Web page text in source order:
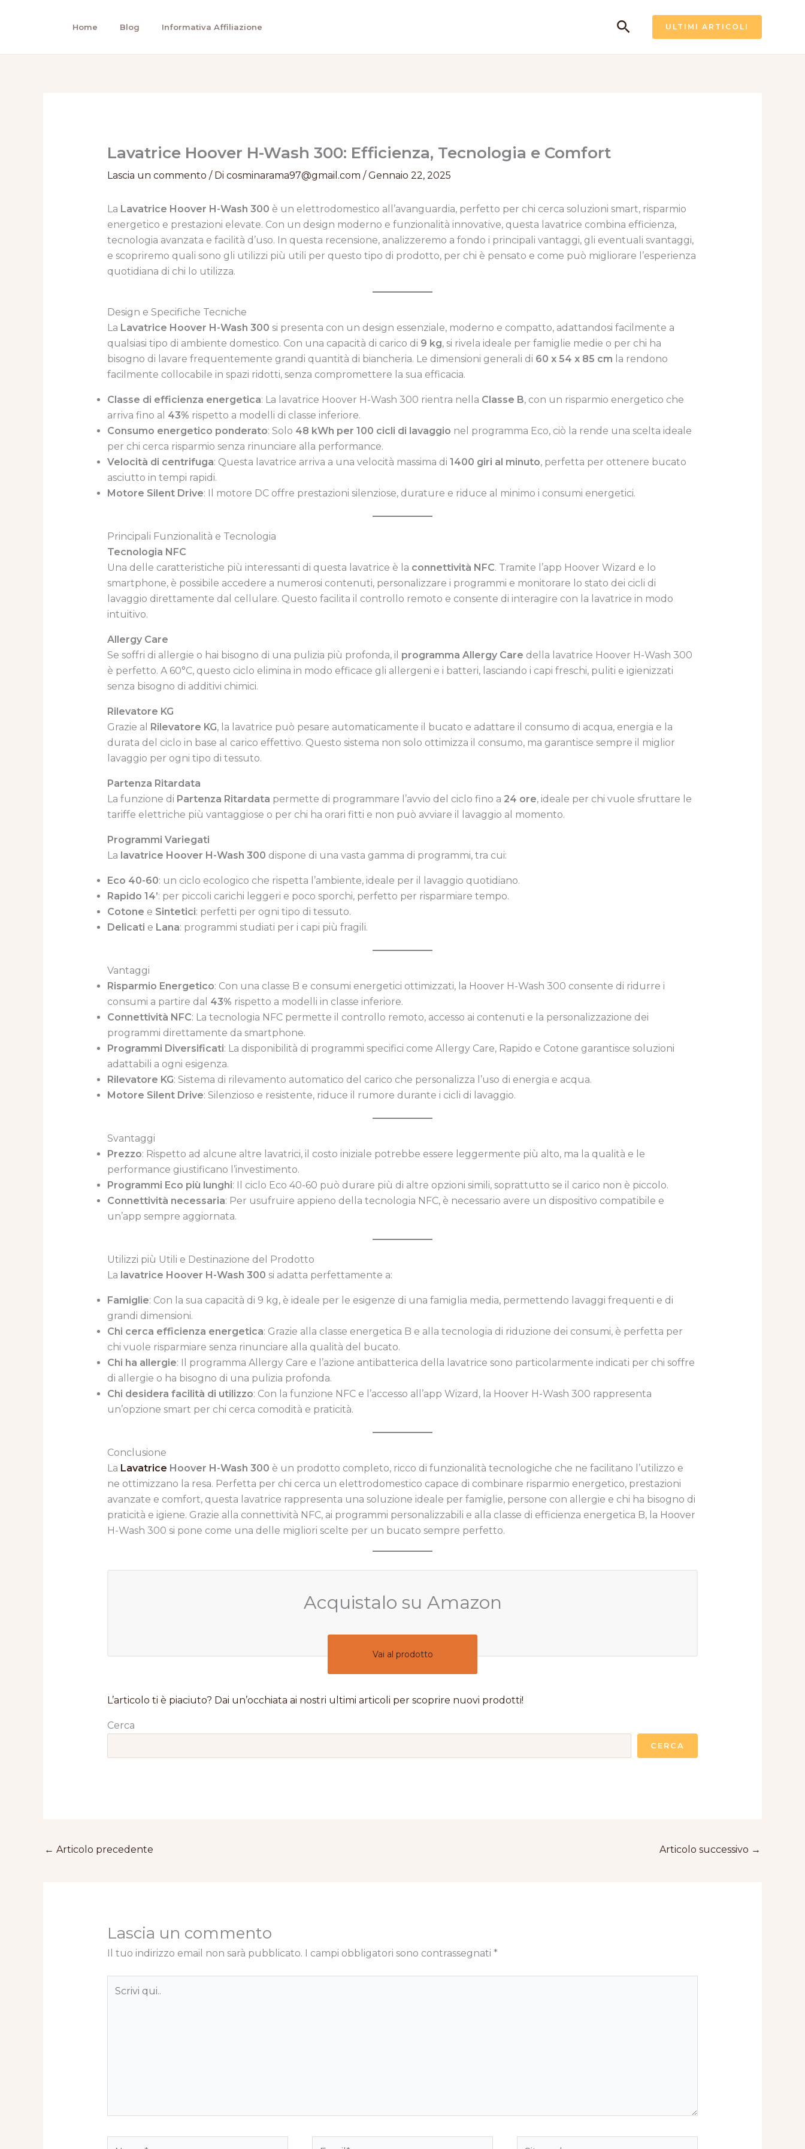
Home Blog Informativa Affiliazione Cerca ULTIMI ARTICOLI
Lavatrice Hoover H-Wash 300: Efficienza, Tecnologia e Comfort
Lascia un commento / Di cosminarama97@gmail.com /Gennaio 22, 2025
La Lavatrice Hoover H-Wash 300 è un elettrodomestico all’avanguardia, perfetto per chi cerca soluzioni smart, risparmio
energetico e prestazioni elevate. Con un design moderno e funzionalità innovative, questa lavatrice combina efficienza,
tecnologia avanzata e facilità d’uso. In questa recensione, analizzeremo a fondo i principali vantaggi, gli eventuali svantaggi,
e scopriremo quali sono gli utilizzi più utili per questo tipo di prodotto, per chi è pensato e come può migliorare l’esperienza
quotidiana di chi lo utilizza.
Design e Specifiche Tecniche
La Lavatrice Hoover H-Wash 300 si presenta con un design essenziale, moderno e compatto, adattandosi facilmente a
qualsiasi tipo di ambiente domestico. Con una capacità di carico di 9 kg, si rivela ideale per famiglie medie o per chi ha
bisogno di lavare frequentemente grandi quantità di biancheria. Le dimensioni generali di 60 x 54 x 85 cm la rendono
facilmente collocabile in spazi ridotti, senza compromettere la sua efficacia.
Classe di efficienza energetica: La lavatrice Hoover H-Wash 300 rientra nella Classe B, con un risparmio energetico che
arriva fino al 43% rispetto a modelli di classe inferiore.
Consumo energetico ponderato: Solo 48 kWh per 100 cicli di lavaggio nel programma Eco, ciò la rende una scelta ideale
per chi cerca risparmio senza rinunciare alla performance.
Velocità di centrifuga: Questa lavatrice arriva a una velocità massima di 1400 giri al minuto, perfetta per ottenere bucato
asciutto in tempi rapidi.
Motore Silent Drive: Il motore DC offre prestazioni silenziose, durature e riduce al minimo i consumi energetici.
Principali Funzionalità e Tecnologia
Tecnologia NFC
Una delle caratteristiche più interessanti di questa lavatrice è la connettività NFC. Tramite l’app Hoover Wizard e lo
smartphone, è possibile accedere a numerosi contenuti, personalizzare i programmi e monitorare lo stato dei cicli di
lavaggio direttamente dal cellulare. Questo facilita il controllo remoto e consente di interagire con la lavatrice in modo
intuitivo.
Allergy Care
Se soffri di allergie o hai bisogno di una pulizia più profonda, il programma Allergy Care della lavatrice Hoover H-Wash 300
è perfetto. A 60°C, questo ciclo elimina in modo efficace gli allergeni e i batteri, lasciando i capi freschi, puliti e igienizzati
senza bisogno di additivi chimici.
Rilevatore KG
Grazie al
Rilevatore KG, la lavatrice può pesare automaticamente il bucato e adattare il consumo di acqua, energia e la
durata del ciclo in base al carico effettivo. Questo sistema non solo ottimizza il consumo, ma garantisce sempre il miglior
lavaggio per ogni tipo di tessuto.
Partenza Ritardata
La funzione di Partenza Ritardata permette di programmare l’avvio del ciclo fino a 24 ore, ideale per chi vuole sfruttare le
tariffe elettriche più vantaggiose o per chi ha orari fitti e non può avviare il lavaggio al momento.
Programmi Variegati
La lavatrice Hoover H-Wash 300 dispone di una vasta gamma di programmi, tra cui:
Eco 40-60: un ciclo ecologico che rispetta l’ambiente, ideale per il lavaggio quotidiano.
Rapido 14’: per piccoli carichi leggeri e poco sporchi, perfetto per risparmiare tempo.
Cotone e Sintetici: perfetti per ogni tipo di tessuto.
Delicati e Lana: programmi studiati per i capi più fragili.
Vantaggi
Risparmio Energetico: Con una classe B e consumi energetici ottimizzati, la Hoover H-Wash 300 consente di ridurre i
consumi a partire dal 43% rispetto a modelli in classe inferiore.
Connettività NFC: La tecnologia NFC permette il controllo remoto, accesso ai contenuti e la personalizzazione dei
programmi direttamente da smartphone.
Programmi Diversificati: La disponibilità di programmi specifici come Allergy Care, Rapido e Cotone garantisce soluzioni
adattabili a ogni esigenza.
Rilevatore KG: Sistema di rilevamento automatico del carico che personalizza l’uso di energia e acqua.
Motore Silent Drive: Silenzioso e resistente, riduce il rumore durante i cicli di lavaggio.
Svantaggi
Prezzo: Rispetto ad alcune altre lavatrici, il costo iniziale potrebbe essere leggermente più alto, ma la qualità e le
performance giustificano l’investimento.
Programmi Eco più lunghi: Il ciclo Eco 40-60 può durare più di altre opzioni simili, soprattutto se il carico non è piccolo.
Connettività necessaria: Per usufruire appieno della tecnologia NFC, è necessario avere un dispositivo compatibile e
un’app sempre aggiornata.
Utilizzi più Utili e Destinazione del Prodotto
La lavatrice Hoover H-Wash 300 si adatta perfettamente a:
Famiglie: Con la sua capacità di 9 kg, è ideale per le esigenze di una famiglia media, permettendo lavaggi frequenti e di
grandi dimensioni.
Chi cerca efficienza energetica: Grazie alla classe energetica B e alla tecnologia di riduzione dei consumi, è perfetta per
chi vuole risparmiare senza rinunciare alla qualità del bucato.
Chi ha allergie: Il programma Allergy Care e l’azione antibatterica della lavatrice sono particolarmente indicati per chi soffre
di allergie o ha bisogno di una pulizia profonda.
Chi desidera facilità di utilizzo: Con la funzione NFC e l’accesso all’app Wizard, la Hoover H-Wash 300 rappresenta
un’opzione smart per chi cerca comodità e praticità.
Conclusione
La Lavatrice Hoover H-Wash 300 è un prodotto completo, ricco di funzionalità tecnologiche che ne facilitano l’utilizzo e
ne ottimizzano la resa. Perfetta per chi cerca un elettrodomestico capace di combinare risparmio energetico, prestazioni
avanzate e comfort, questa lavatrice rappresenta una soluzione ideale per famiglie, persone con allergie e chi ha bisogno di
praticità e igiene. Grazie alla connettività NFC, ai programmi personalizzabili e alla classe di efficienza energetica B, la Hoover
H-Wash 300 si pone come una delle migliori scelte per un bucato sempre perfetto.
Acquistalo su Amazon
Vai al prodotto
L’articolo ti è piaciuto? Dai un’occhiata ai nostri ultimi articoli per scoprire nuovi prodotti!
Cerca
CERCA
← Articolo precedente Articolo successivo →
Lascia un commento
Il tuo indirizzo email non sarà pubblicato. I campi obbligatori sono contrassegnati *